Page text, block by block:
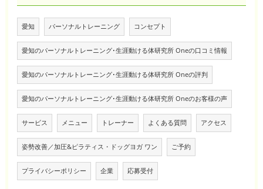
愛知 パーソナルトレーニング コンセプト
愛知のパーソナルトレーニング･生涯動ける体研究所 Oneの口コミ情報
愛知のパーソナルトレーニング･生涯動ける体研究所 Oneの評判
愛知のパーソナルトレーニング･生涯動ける体研究所 Oneのお客様の声
サービス メニュー トレーナー よくある質問 アクセス
姿勢改善／加圧&ピラティス・ドッグヨガ ワン ご予約
プライバシーポリシー 企業 応募受付